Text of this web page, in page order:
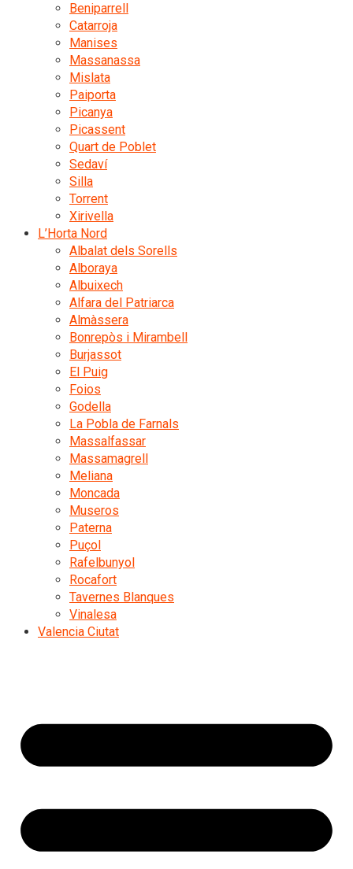
Beniparrell
Catarroja
Manises
Massanassa
Mislata
Paiporta
Picanya
Picassent
Quart de Poblet
Sedaví
Silla
Torrent
Xirivella
L’Horta Nord
Albalat dels Sorells
Alboraya
Albuixech
Alfara del Patriarca
Almàssera
Bonrepòs i Mirambell
Burjassot
El Puig
Foios
Godella
La Pobla de Farnals
Massalfassar
Massamagrell
Meliana
Moncada
Museros
Paterna
Puçol
Rafelbunyol
Rocafort
Tavernes Blanques
Vinalesa
Valencia Ciutat